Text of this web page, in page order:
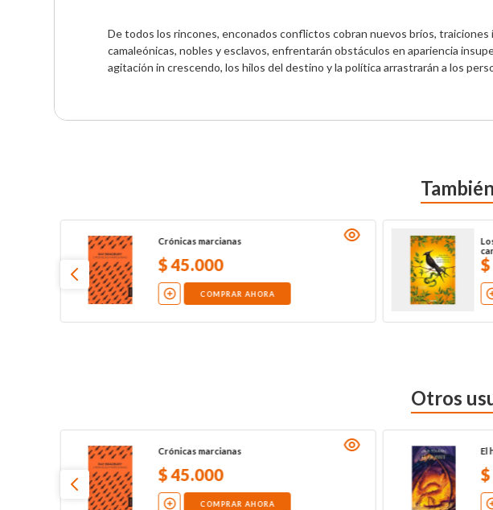
De todos los rincones, enconados conflictos cobran nuevos bríos,
camaleónicas, nobles y esclavos, enfrentarán obstáculos en apariencia
agitación in crescendo, los hilos del destino y la política arrastrarán a los
Crónicas marcianas
$45.000
COMPRAR AHORA
$
Otros
Crónicas marcianas
$45.000
COMPRAR AHORA
El
$